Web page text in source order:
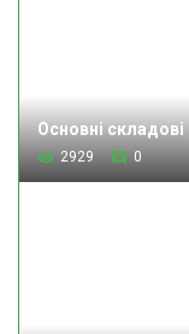
Основні
2929 0